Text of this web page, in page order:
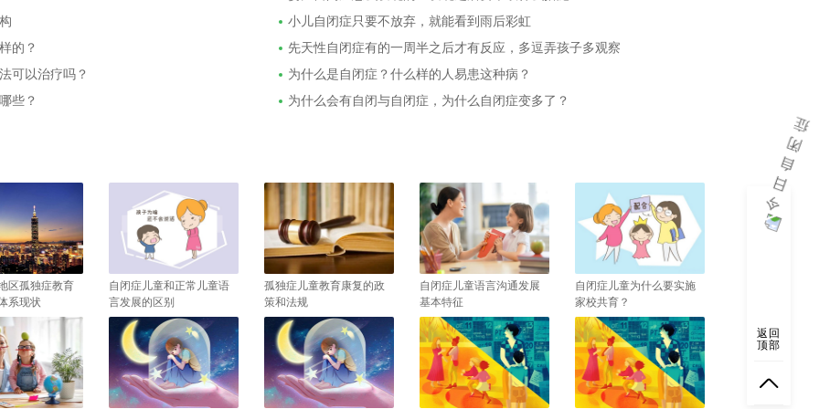
的？
可以治疗吗？
些？
小儿自闭症只要不放弃，就能看到雨后彩虹
先天性自闭症有的一周半之后才有反应，多逗弄孩子多观察
为什么是自闭症？什么样的人易患这种病？
为什么会有自闭与自闭症，为什么自闭症变多了？
区孤独症教育
系现状
自闭症儿童和正常儿童语
言发展的区别
孤独症儿童教育康复的政
策和法规
自闭症儿童语言沟通发展
基本特征
自闭症儿童为什么要实施
家校共育？
返回
顶部